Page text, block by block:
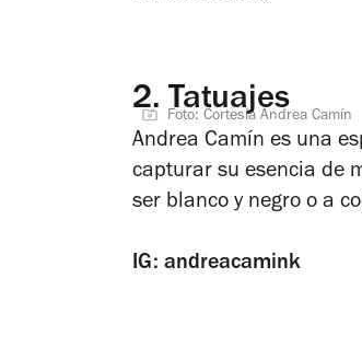
2. Tatuajes
Foto: Cortesía Andrea Camín
Andrea Camín es una
capturar su esencia de
ser blanco y negro o a
IG: andreacamink